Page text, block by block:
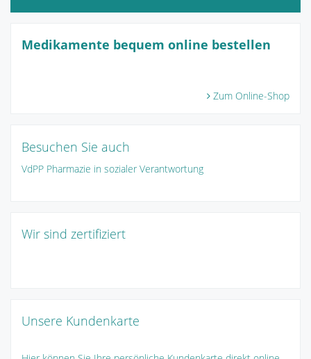
Medikamente bequem online bestellen
Zum Online-Shop
Besuchen Sie auch
VdPP Pharmazie in sozialer Verantwortung
Wir sind zertifiziert
Unsere Kundenkarte